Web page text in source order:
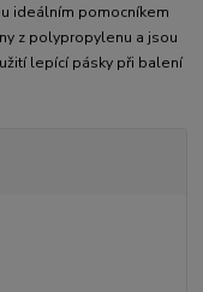
ideálním pomocníkem
z polypropylenu a jsou
lepící pásky při balení